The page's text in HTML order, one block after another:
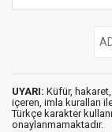
UYARI: Küfür,
içeren, imla kuralları
Türkçe karakter
onaylanmamaktadır.